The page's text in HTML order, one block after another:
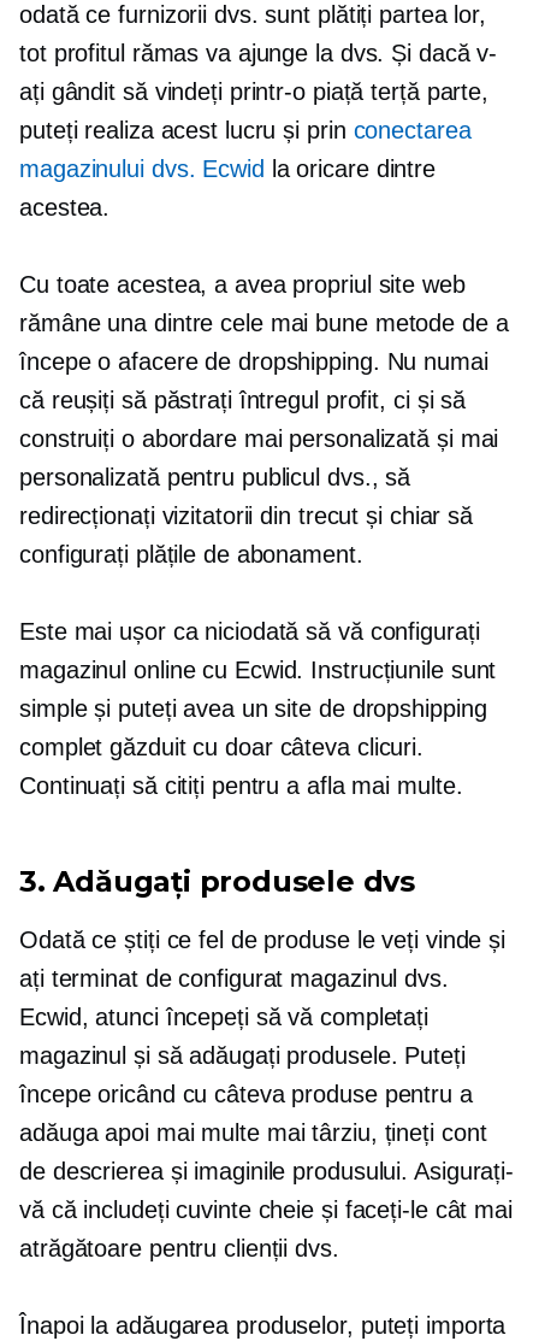
odată ce furnizorii dvs. sunt plătiți partea lor,
tot profitul rămas va ajunge la dvs. Și dacă v-
ați gândit să vindeți printr-o piață terță parte,
puteți realiza acest lucru și prin conectarea
magazinului dvs. Ecwid la oricare dintre
acestea.
Cu toate acestea, a avea propriul site web
rămâne una dintre cele mai bune metode de a
începe o afacere de dropshipping. Nu numai
că reușiți să păstrați întregul profit, ci și să
construiți o abordare mai personalizată și mai
personalizată pentru publicul dvs., să
redirecționați vizitatorii din trecut și chiar să
configurați plățile de abonament.
Este mai ușor ca niciodată să vă configurați
magazinul online cu Ecwid. Instrucțiunile sunt
simple și puteți avea un site de dropshipping
complet găzduit cu doar câteva clicuri.
Continuați să citiți pentru a afla mai multe.
3. Adăugați produsele dvs
Odată ce știți ce fel de produse le veți vinde și
ați terminat de configurat magazinul dvs.
Ecwid, atunci începeți să vă completați
magazinul și să adăugați produsele. Puteți
începe oricând cu câteva produse pentru a
adăuga apoi mai multe mai târziu, țineți cont
de descrierea și imaginile produsului. Asigurați-
vă că includeți cuvinte cheie și faceți-le cât mai
atrăgătoare pentru clienții dvs.
Înapoi la adăugarea produselor, puteți importa